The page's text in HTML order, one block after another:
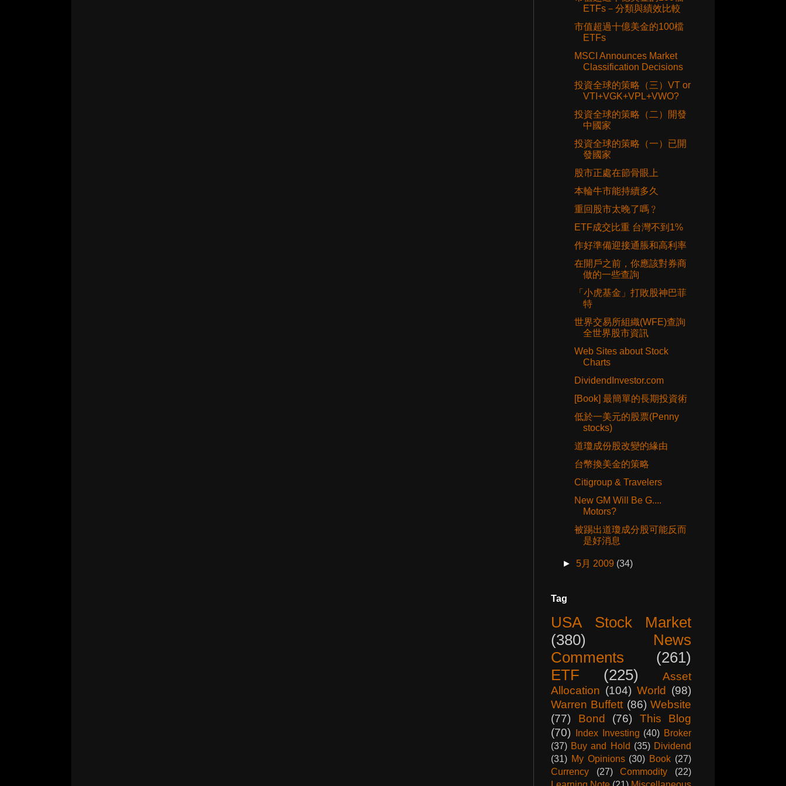
ETFs－分類與績效比較
市值超過十億美金的100檔
ETFs
MSCI Announces Market
Classification Decisions
投資全球的策略（三）VT or
VTI+VGK+VPL+VWO?
投資全球的策略（二）開發
中國家
投資全球的策略（一）已開
發國家
股市正處在節骨眼上
本輪牛市能持續多久
重回股市太晚了嗎﹖
ETF成交比重 台灣不到1%
作好準備迎接通脹和高利率
在開戶之前，你應該對券商
做的一些查詢
「小虎基金」打敗股神巴菲
特
世界交易所組織(WFE)查詢
全世界股市資訊
Web Sites about Stock
Charts
DividendInvestor.com
[Book] 最簡單的長期投資術
低於一美元的股票(Penny
stocks)
道瓊成份股改變的緣由
台幣換美金的策略
Citigroup & Travelers
New GM Will Be G....
Motors?
被踢出道瓊成分股可能反而
是好消息
► 5月 2009 (34)
Tag
USA Stock Market
(380)
News
Comments
(261)
ETF
(225)
Asset
Allocation (104) World (98)
Warren Buffett (86) Website
(77)
Bond (76)
This Blog
(70)
Index Investing (40) Broker
(37) Buy and Hold (35) Dividend
(31) My Opinions (30) Book (27)
Currency
(27) Commodity
(22)